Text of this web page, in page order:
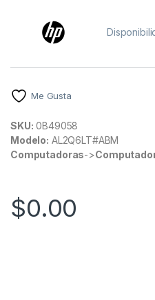
Me Gusta
SKU: 0B49058
Modelo: AL2Q6LT#ABM
Computadoras->
$0.00